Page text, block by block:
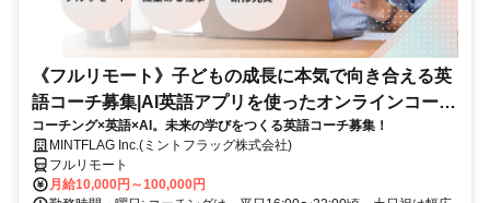
《フルリモート》子どもの成長に本気で向き合える英
語コーチ募集|AI英語アプリを使ったオンラインコーチ
ング
コーチング×英語×AI。未来の学びをつくる英語コーチ募集！
MINTFLAG Inc.(ミントフラッグ株式会社)
フルリモート
月給10,000円～100,000円